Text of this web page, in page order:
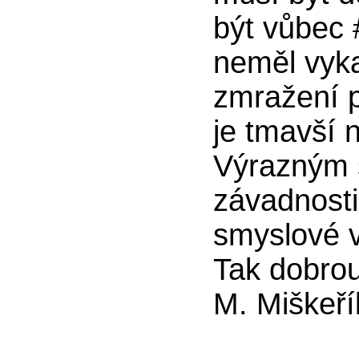
být vůbec
neměl
zmražení
je tmavší
Výrazným
smyslové
Tak
M.